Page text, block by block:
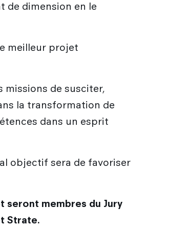
de dimension en le
meilleur projet
missions de susciter,
la transformation de
dans un esprit
objectif sera de favoriser
seront membres du Jury
Strate.